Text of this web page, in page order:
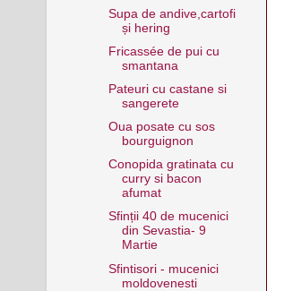
Supa de andive,cartofi
și hering
Fricassée de pui cu
smantana
Pateuri cu castane si
sangerete
Oua posate cu sos
bourguignon
Conopida gratinata cu
curry si bacon
afumat
Sfinții 40 de mucenici
din Sevastia- 9
Martie
Sfintisori - mucenici
moldovenesti